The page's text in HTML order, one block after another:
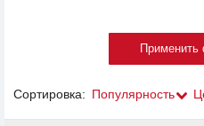
Сортировка: Популярность